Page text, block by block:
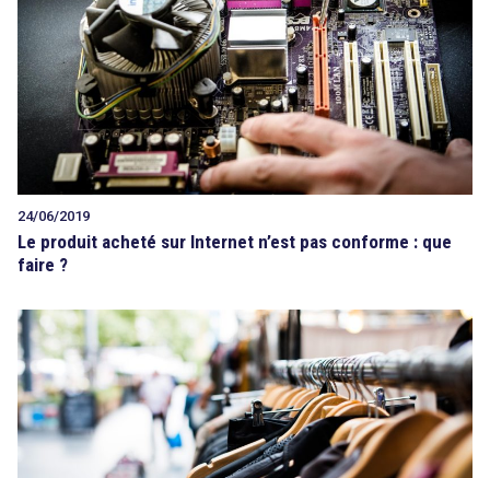
24/06/2019
Le produit acheté sur Internet n’est pas conforme : que
faire ?